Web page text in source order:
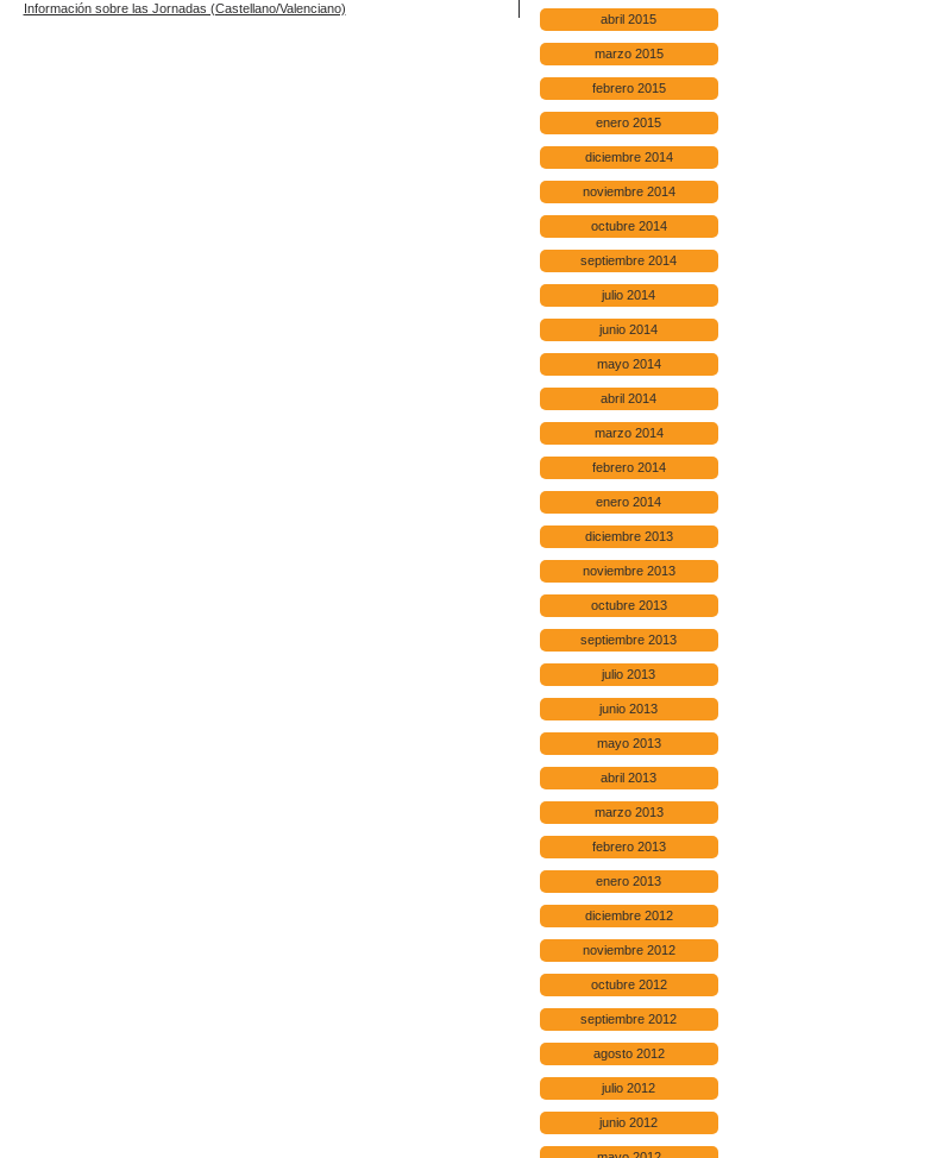
Información sobre las Jornadas (Castellano/Valenciano)
abril 2015
marzo 2015
febrero 2015
enero 2015
diciembre 2014
noviembre 2014
octubre 2014
septiembre 2014
julio 2014
junio 2014
mayo 2014
abril 2014
marzo 2014
febrero 2014
enero 2014
diciembre 2013
noviembre 2013
octubre 2013
septiembre 2013
julio 2013
junio 2013
mayo 2013
abril 2013
marzo 2013
febrero 2013
enero 2013
diciembre 2012
noviembre 2012
octubre 2012
septiembre 2012
agosto 2012
julio 2012
junio 2012